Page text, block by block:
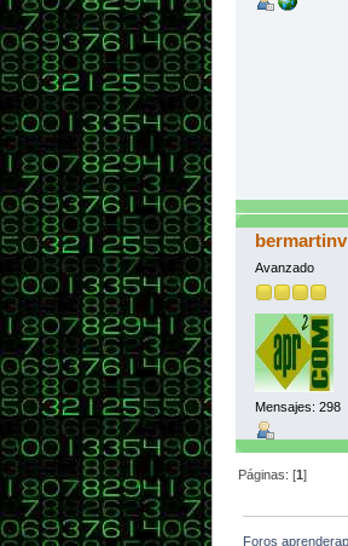
bermartinv
Avanzado
Mensajes: 298
Páginas: [1]
Foros